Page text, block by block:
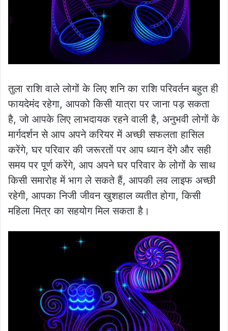
तुला राशि वाले लोगों के लिए शनि का राशि परिवर्तन बहुत ही
फायदेमंद रहेगा, आपको किसी यात्रा पर जाना पड़ सकता
है, जो आपके लिए लाभदायक रहने वाली है, अनुभवी लोगों के
मार्गदर्शन से आप अपने करियर में अच्छी सफलता हासिल
करेंगे, घर परिवार की जरूरतों पर आप ध्यान देंगे और सही
समय पर पूर्ण करेंगे, आप अपने घर परिवार के लोगों के साथ
किसी समारोह में भाग ले सकते हैं, आपकी लव लाइफ अच्छी
रहेगी, आपका निजी जीवन खुशहाल व्यतीत होगा, किसी
महिला मित्र का सहयोग मिल सकता है।